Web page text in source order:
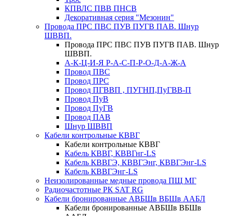
КПВЛС ПВВ ПНСВ
Декоративная серия "Мезонин"
Провода ПРС ПВС ПУВ ПУГВ ПАВ. Шнур
ШВВП.
Провода ПРС ПВС ПУВ ПУГВ ПАВ. Шнур
ШВВП.
А-К-Ц-И-Я Р-А-С-П-Р-О-Д-А-Ж-А
Провод ПВС
Провод ПРС
Провод ПГВВП , ПУГНП,ПуГВВ-П
Провод ПуВ
Провод ПуГВ
Провод ПАВ
Шнур ШВВП
Кабели контрольные КВВГ
Кабели контрольные КВВГ
Кабель КВВГ, КВВГнг-LS
Кабель КВВГЭ, КВВГЭнг, КВВГЭнг-LS
Кабель КВВГЭнг-LS
Неизолированные медные провода ПЩ МГ
Радиочастотные РК SAT RG
Кабели бронированные АВБШв ВБШв ААБЛ
Кабели бронированные АВБШв ВБШв